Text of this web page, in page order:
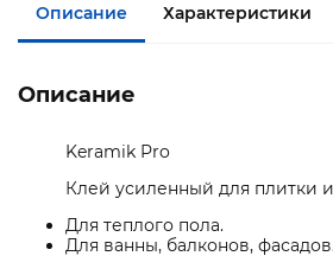
Описание Характеристики
Описание
Keramik Pro
Клей усиленный для плитки
Для теплого пола.
Для ванны, балконов,